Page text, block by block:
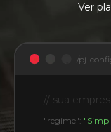
Ver
../pj-
// sua
"regime":